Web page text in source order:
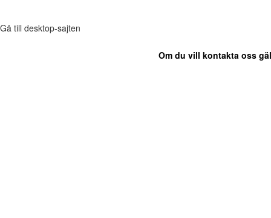
Gå till desktop-sajten
Om du vill kontakta oss